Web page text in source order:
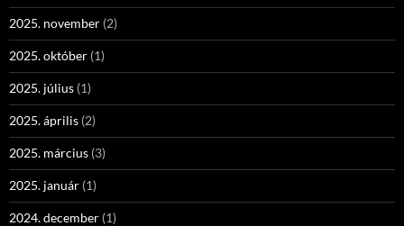
2025. november (2)
2025. október (1)
2025. július (1)
2025. április (2)
2025. március (3)
2025. január (1)
2024. december (1)